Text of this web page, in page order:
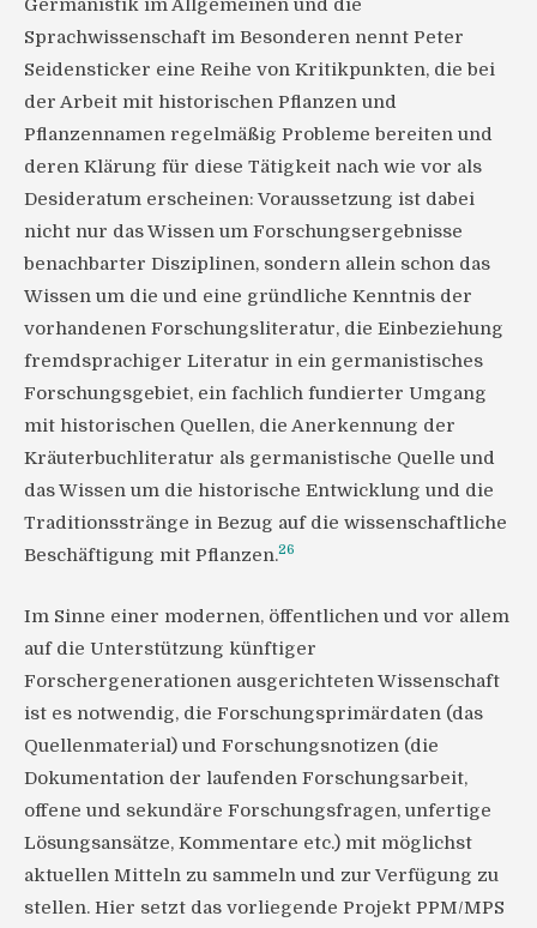
Germanistik im Allgemeinen und die
Sprachwissenschaft im Besonderen nennt Peter
Seidensticker eine Reihe von Kritikpunkten, die bei
der Arbeit mit historischen Pflanzen und
Pflanzennamen regelmäßig Probleme bereiten und
deren Klärung für diese Tätigkeit nach wie vor als
Desideratum erscheinen: Voraussetzung ist dabei
nicht nur das Wissen um Forschungsergebnisse
benachbarter Disziplinen, sondern allein schon das
Wissen um die und eine gründliche Kenntnis der
vorhandenen Forschungsliteratur, die Einbeziehung
fremdsprachiger Literatur in ein germanistisches
Forschungsgebiet, ein fachlich fundierter Umgang
mit historischen Quellen, die Anerkennung der
Kräuterbuchliteratur als germanistische Quelle und
das Wissen um die historische Entwicklung und die
Traditionsstränge in Bezug auf die wissenschaftliche
Beschäftigung mit Pflanzen.26
Im Sinne einer modernen, öffentlichen und vor allem
auf die Unterstützung künftiger
Forschergenerationen ausgerichteten Wissenschaft
ist es notwendig, die Forschungsprimärdaten (das
Quellenmaterial) und Forschungsnotizen (die
Dokumentation der laufenden Forschungsarbeit,
offene und sekundäre Forschungsfragen, unfertige
Lösungsansätze, Kommentare etc.) mit möglichst
aktuellen Mitteln zu sammeln und zur Verfügung zu
stellen. Hier setzt das vorliegende Projekt PPM/MPS